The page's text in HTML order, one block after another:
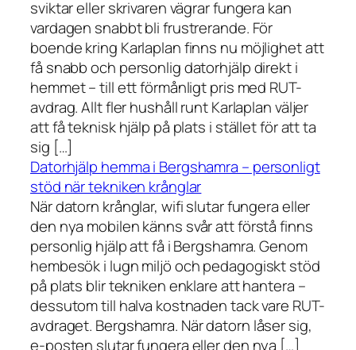
sviktar eller skrivaren vägrar fungera kan
vardagen snabbt bli frustrerande. För
boende kring Karlaplan finns nu möjlighet att
få snabb och personlig datorhjälp direkt i
hemmet – till ett förmånligt pris med RUT-
avdrag. Allt fler hushåll runt Karlaplan väljer
att få teknisk hjälp på plats i stället för att ta
sig […]
Datorhjälp hemma i Bergshamra – personligt
stöd när tekniken krånglar
När datorn krånglar, wifi slutar fungera eller
den nya mobilen känns svår att förstå finns
personlig hjälp att få i Bergshamra. Genom
hembesök i lugn miljö och pedagogiskt stöd
på plats blir tekniken enklare att hantera –
dessutom till halva kostnaden tack vare RUT-
avdraget. Bergshamra. När datorn låser sig,
e-posten slutar fungera eller den nya […]